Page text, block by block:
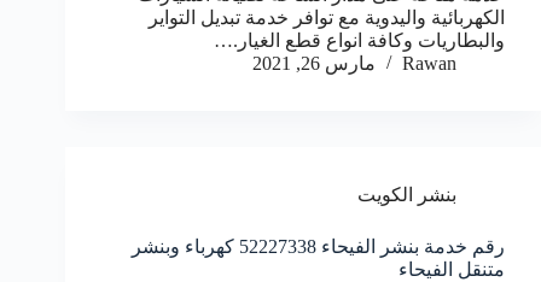
الكهربائية واليدوية مع توافر خدمة تبديل التواير
والبطاريات وكافة انواع قطع الغيار.…
Rawan
مارس 26, 2021
بنشر الكويت
رقم خدمة بنشر الفيحاء 52227338 كهرباء وبنشر
متنقل الفيحاء